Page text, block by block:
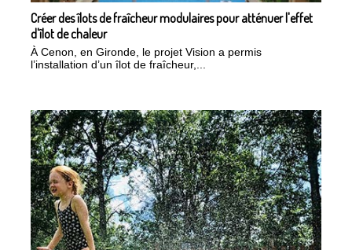
Créer des îlots de fraîcheur modulaires pour atténuer l'effet
d'îlot de chaleur
À Cenon, en Gironde, le projet Vision a permis
l’installation d’un îlot de fraîcheur,...